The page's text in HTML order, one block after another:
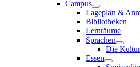
Campus
Lageplan &
Bibliotheken
Lernräume
Sprachen
Die
Essen